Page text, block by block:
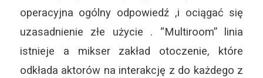
operacyjna ogólny odpowiedź ,i ociągać się
uzasadnienie złe użycie . “Multiroom” linia
istnieje a mikser zakład otoczenie, które
odkłada aktorów na interakcję z do każdego z